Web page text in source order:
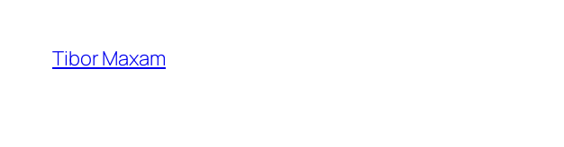
Inhalt
springen
Tibor Maxam